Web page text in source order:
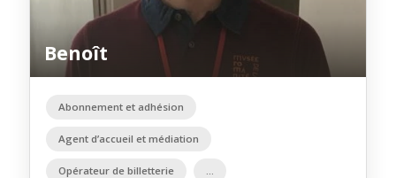
Benoît
Abonnement et adhésion
Agent d’accueil et médiation
Opérateur de billetterie